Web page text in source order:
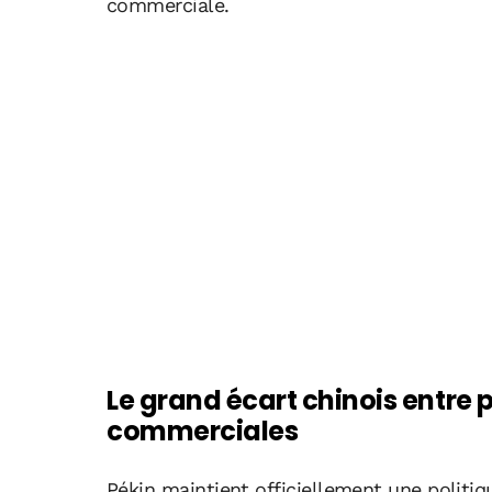
commerciale.
Le grand écart chinois
commerciales